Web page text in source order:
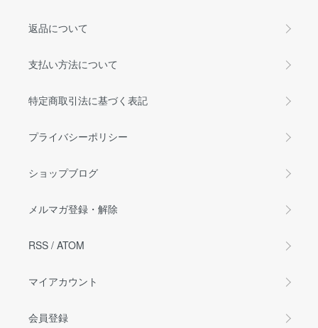
返品について
支払い方法について
特定商取引法に基づく表記
プライバシーポリシー
ショップブログ
メルマガ登録・解除
RSS / ATOM
マイアカウント
会員登録